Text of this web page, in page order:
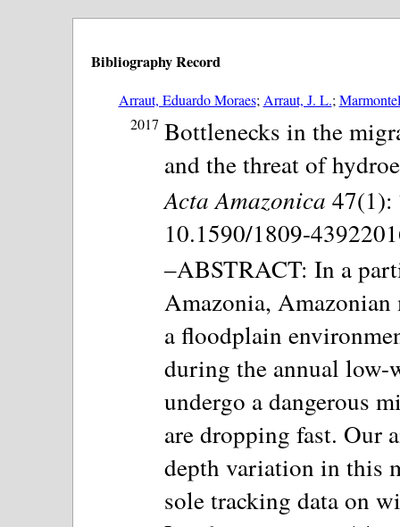
Bibliography Record
Arraut, Eduardo Moraes; Arraut, J. L.;
2017 Bottlenecks in the
and the threat of
Acta Amazonica 47(1):
10.1590/1809-
–ABSTRACT: In a
Amazonia, Amazonian
a floodplain
during the annual low-
undergo a dangerous
are dropping fast. Our
depth variation in this
sole tracking data on